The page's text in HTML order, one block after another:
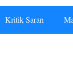
Kritik Saran